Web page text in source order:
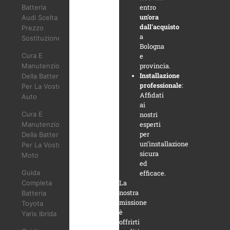
entro
un’ora
dall’acquisto
a
Bologna
e
provincia.
Installazione
professionale:
Affidati
ai
nostri
esperti
per
un’installazione
sicura
ed
efficace.
La
nostra
missione
è
offrirti
Batteria
Audi Scelta
Prezzo
Sostituzione
Cura E
Manutenzione
Della Batteria
Per La Vostra
Auto
Cura E
Manutenzione
Della Batteria
Per La Vostra
Moto
Guida
Completa
Batteria
Toyota
Yaris Ibrida